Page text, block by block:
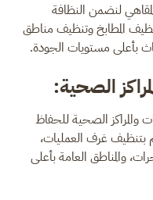
لنضمن النظافة
المطابخ وتنظيف مناطق
بأعلى مستويات الجودة.
الصحية:
الصحية للحفاظ
بتنظيف غرف العمليات،
والمناطق العامة بأعلى